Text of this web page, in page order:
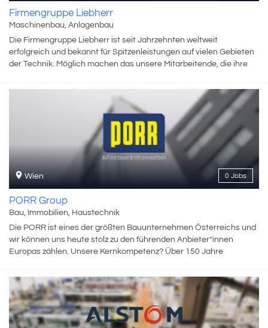
Firmengruppe Liebherr
Maschinenbau, Anlagenbau
Die Firmengruppe Liebherr ist seit Jahrzehnten weltweit
erfolgreich und bekannt für Spitzenleistungen auf vielen Gebieten
der Technik. Möglich machen das unsere Mitarbeitende, die ihre
Schlüssel zum Unternehmenserfolg sind. 56.000 Gesichter –
56.000 Geschichten. Was sie verbindet? Die Überzeugung des
Firmengründers Hans Liebherr, dass man auch Ziele erreichen
kann, die zunächst unvorstellbar erscheinen. Jeder unserer
Mitarbeitenden trägt mit Begeisterung und ganz eigenen Ideen
dazu bei, dass passende Lösungen für jede Aufgabe unserer
Kunden entstehen, und sei sie auch noch so anspruchsvoll. Dabei
nutzen sie den gegebenen Handlungsfreiraum und können sich
auf einen starken Zusammenhalt verlassen. Wir sind stets auf der
Suche nach Talenten, die ihre Kompetenz und ihre Begeisterung in
dem familiengeführten Unternehmen Liebherr in ganz
unterschiedlichen Bereichen einbringen. Wir freuen uns auf Sie!
0 Jobs
Wien
PORR Group
Bau, Immobilien, Haustechnik
Die PORR ist eines der größten Bauunternehmen Österreichs und
wir können uns heute stolz zu den führenden Anbieter*innen
Europas zählen. Unsere Kernkompetenz? Über 150 Jahre
nationaler und internationaler Bauwerke. Unsere Stärke? Es sind
die Menschen, die für uns zählen, denn Bauen ist ein People
Business. Wir wissen: Was uns so erfolgreich macht, sind unsere
Mitarbeiter*innen. Unsere Leidenschaft? Eine lebenswerte Zukunft
liegt uns am Herzen und Zielstrebigkeit im Blut. Deshalb suchen wir